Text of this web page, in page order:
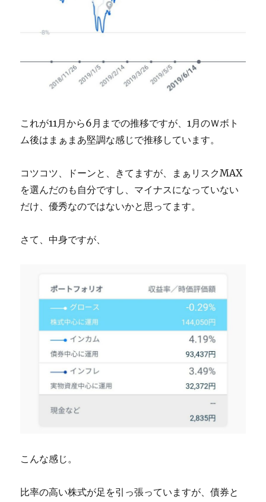
これが11月から6月までの推移ですが、1月のＷボト
ム後はまぁまあ堅調な感じで推移しています。
コツコツ、ドーンと、きてますが、まぁリスクMAX
を選んだのも自分ですし、マイナスになっていない
だけ、優秀なのではないかと思ってます。
さて、中身ですが、
こんな感じ。
比率の高い株式が足を引っ張っていますが、債券と